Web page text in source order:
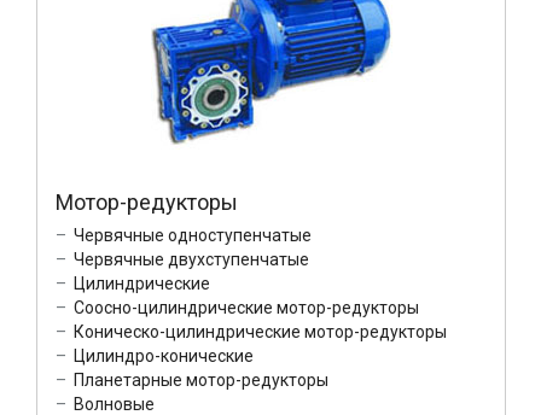
Мотор-редукторы
Червячные одноступенчатые
Червячные двухступенчатые
Цилиндрические
Соосно-цилиндрические мотор-редукторы
Коническо-цилиндрические мотор-редукторы
Цилиндро-конические
Планетарные мотор-редукторы
Волновые